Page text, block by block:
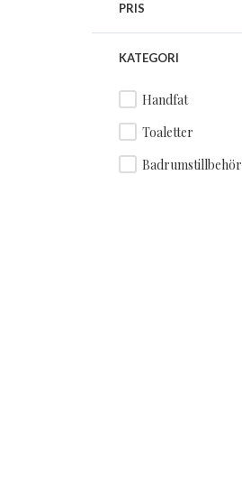
PRIS
KATEGORI
Handfat
Toaletter
Badrumstillbehör